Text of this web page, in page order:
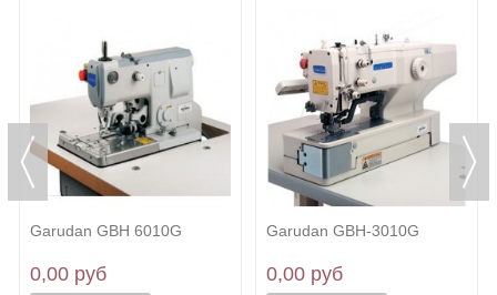
Garudan GBH 6010G
0,00 руб
Garudan GBH-3010G
0,00 руб